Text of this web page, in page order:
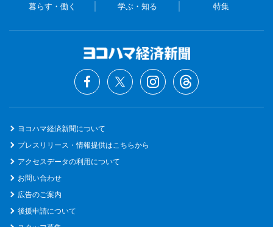
暮らす・働く 学ぶ・知る 特集
ヨコハマ経済新聞について
プレスリリース・情報提供はこちらから
アクセスデータの利用について
お問い合わせ
広告のご案内
後援申請について